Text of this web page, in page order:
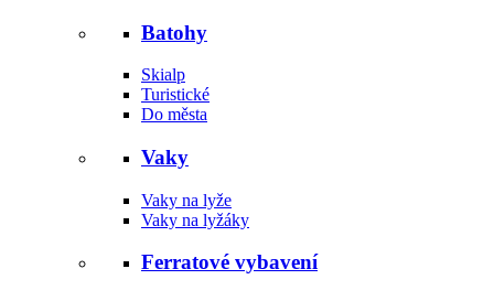
Batohy
Skialp
Turistické
Do města
Vaky
Vaky na lyže
Vaky na lyžáky
Ferratové vybavení